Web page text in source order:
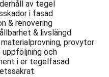
av tegel
i fasad
& renovering
& livslängd
provytor
och
i er tegelfasad